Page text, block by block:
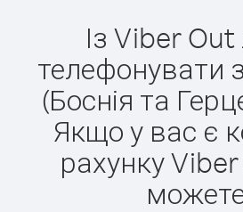
Із Viber Out
телефонувати
(Боснія та
Якщо у вас є
рахунку